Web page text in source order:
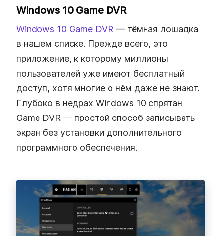
Windows 10 Game DVR
Windows 10 Game DVR — тёмная лошадка
в нашем списке. Прежде всего, это
приложение, к которому миллионы
пользователей уже имеют бесплатный
доступ, хотя многие о нём даже не знают.
Глубоко в недрах Windows 10 спрятан
Game DVR — простой способ записывать
экран без установки дополнительного
программного обеспечения.